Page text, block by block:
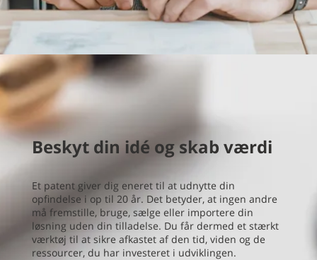
Beskyt din idé og skab værdi
Et patent giver dig eneret til at udnytte din
opfindelse i op til 20 år. Det betyder, at ingen andre
må fremstille, bruge, sælge eller importere din
løsning uden din tilladelse. Du får dermed et stærkt
værktøj til at sikre afkastet af den tid, viden og de
ressourcer, du har investeret i udviklingen.